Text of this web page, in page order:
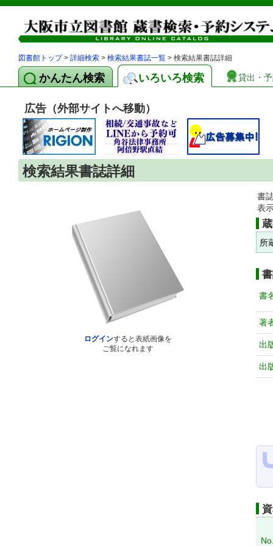
図書館トップ> 詳細検索 > 検索結果書誌一覧 > 検索結果書誌詳細
かんたん検索 いろいろ検索 貸出・
広告（外部サイトへ移動）
検索結果書誌詳細
ログインすると表紙画像を
ご覧になれます
書
表
所
書
著
出
出
No.